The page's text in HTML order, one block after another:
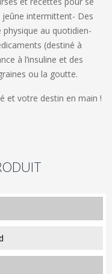
jeûne intermittent- Des
au quotidien-
(destiné à
à l’insuline et des
ou la goutte.
et votre destin en main !